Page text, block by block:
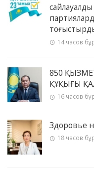
14 часов
850
ҚҰҚЫҒЫ
16 часов
Здоровье
18 часов